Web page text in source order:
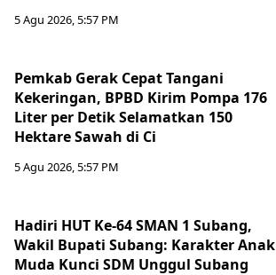
5 Agu 2026, 5:57 PM
Pemkab Gerak Cepat Tangani
Kekeringan, BPBD Kirim Pompa 176
Liter per Detik Selamatkan 150
Hektare Sawah di Ci
5 Agu 2026, 5:57 PM
Hadiri HUT Ke-64 SMAN 1 Subang,
Wakil Bupati Subang: Karakter Anak
Muda Kunci SDM Unggul Subang